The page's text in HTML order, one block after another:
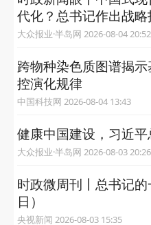
代化？总书记作出战略
大众报业·半岛网 2026-08-04 20:52
跨物种染色质图谱揭
控演化规律
中国科技网 2026-08-04 13:43
健康中国建设，习近
大众报业·半岛网 2026-08-03 20:26
时政微周刊丨总书记
日）
央视新闻 2026-08-03 15:35